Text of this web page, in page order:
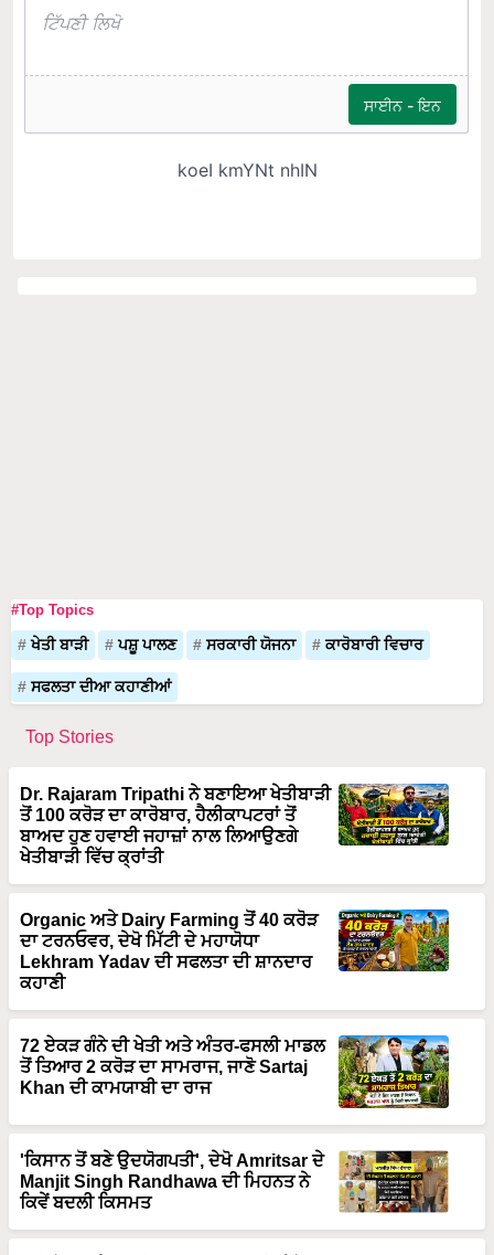
#Top Topics
ਖੇਤੀ ਬਾੜੀ ਪਸ਼ੂ ਪਾਲਣ ਸਰਕਾਰੀ ਯੋਜਨਾ ਕਾਰੋਬਾਰੀ ਵਿਚਾਰ
ਸਫਲਤਾ ਦੀਆ ਕਹਾਣੀਆਂ
Top Stories
Dr. Rajaram Tripathi ਨੇ ਬਣਾਇਆ ਖੇਤੀਬਾੜੀ
ਤੋਂ 100 ਕਰੋੜ ਦਾ ਕਾਰੋਬਾਰ, ਹੈਲੀਕਾਪਟਰਾਂ ਤੋਂ
ਬਾਅਦ ਹੁਣ ਹਵਾਈ ਜਹਾਜ਼ਾਂ ਨਾਲ ਲਿਆਉਣਗੇ
ਖੇਤੀਬਾੜੀ ਵਿੱਚ ਕ੍ਰਾਂਤੀ
Organic ਅਤੇ Dairy Farming ਤੋਂ 40 ਕਰੋੜ
ਦਾ ਟਰਨਓਵਰ, ਦੇਖੋ ਮਿੱਟੀ ਦੇ ਮਹਾਯੋਧਾ
Lekhram Yadav ਦੀ ਸਫਲਤਾ ਦੀ ਸ਼ਾਨਦਾਰ
ਕਹਾਣੀ
72 ਏਕੜ ਗੰਨੇ ਦੀ ਖੇਤੀ ਅਤੇ ਅੰਤਰ-ਫਸਲੀ ਮਾਡਲ
ਤੋਂ ਤਿਆਰ 2 ਕਰੋੜ ਦਾ ਸਾਮਰਾਜ, ਜਾਣੋ Sartaj
Khan ਦੀ ਕਾਮਯਾਬੀ ਦਾ ਰਾਜ
'ਕਿਸਾਨ ਤੋਂ ਬਣੇ ਉਦਯੋਗਪਤੀ', ਦੇਖੋ Amritsar ਦੇ
Manjit Singh Randhawa ਦੀ ਮਿਹਨਤ ਨੇ
ਕਿਵੇਂ ਬਦਲੀ ਕਿਸਮਤ